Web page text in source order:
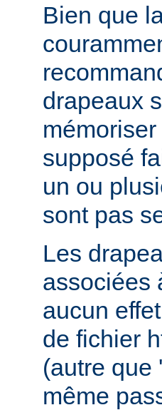
Bien que
drapeaux
supposé
un ou
sont pas
Les
associées
aucun
de fichier
(autre que
même